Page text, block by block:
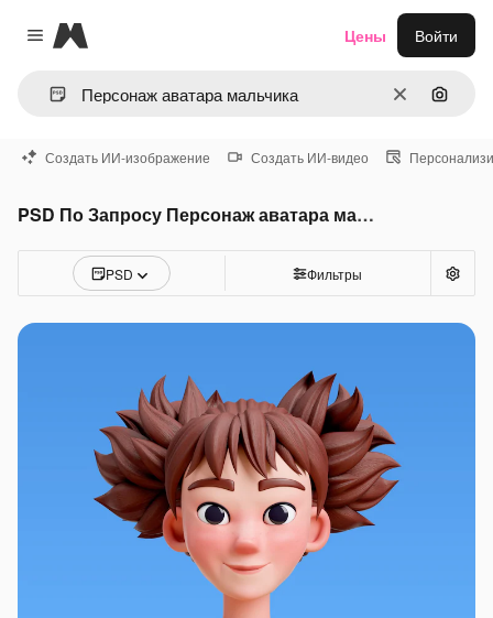
Close menu
Magnific
ОчиститьПоиск
Цены Войти
Создать ИИ-изображение Создать ИИ-видео
PSD По Запросу Персонаж аватара мальчика
PSD Фильтры